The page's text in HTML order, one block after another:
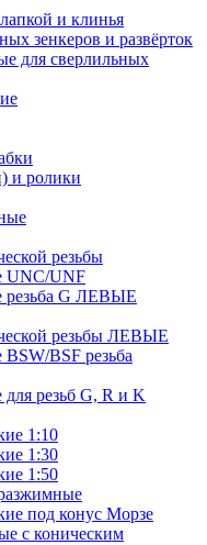
и клинья
зенкеров и развёрток
для сверлильных
и ролики
резьбы
UNC/UNF
G ЛЕВЫЕ
резьбы ЛЕВЫЕ
BSF резьба
резьб G, R и K
1:10
1:30
1:50
под конус Морзе
с коническим